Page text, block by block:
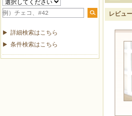
レビュ
詳細検索はこちら
条件検索はこちら